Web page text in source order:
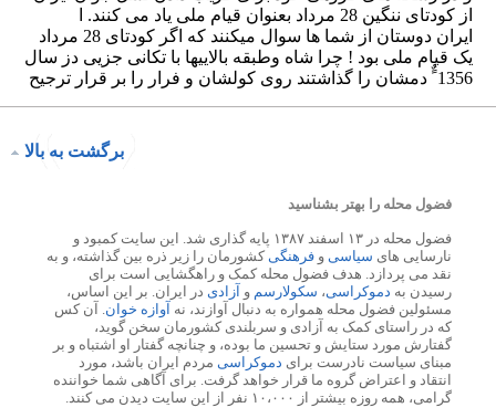
برگشت به بالا
فضول محله را بهتر بشناسید
فضول محله در ۱۳ اسفند ۱۳۸۷ پایه گذاری شد. این سایت کمبود و
نارسایی های سیاسی و فرهنگیکشورمان را زیر ذره بین گذاشته، و به
نقد می پردازد. هدف فضول محله کمک و راهگشایی است برای
رسیدن به دموکراسی، سکولارسم و آزادی در ایران. بر این اساس،
مسئولین فضول محله همواره به دنبال آوازند، نه آوازه خوان. آن کس
که در راستای کمک به آزادی و سربلندی کشورمان سخن گوید،
گفتارش مورد ستایش و تحسین ما بوده، و چنانچه گفتار او اشتباه و بر
مبنای سیاست نادرست برای دموکراسی مردم ایران باشد، مورد
انتقاد و اعتراض گروه ما قرار خواهد گرفت. برای آگاهی شما خواننده
گرامی، همه روزه بیشتر از ۱۰،۰۰۰ نفر از این سایت دیدن می کنند.